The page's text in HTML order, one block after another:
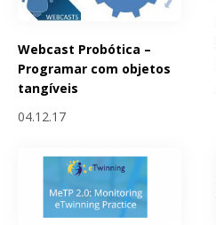
Webcast Probótica –
Programar com objetos
tangíveis
04.12.17